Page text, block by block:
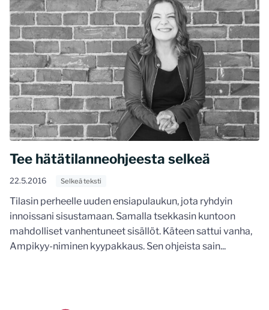
Tee hätätilanneohjeesta selkeä
22.5.2016 Selkeä teksti
Tilasin perheelle uuden ensiapulaukun, jota ryhdyin
innoissani sisustamaan. Samalla tsekkasin kuntoon
mahdolliset vanhentuneet sisällöt. Käteen sattui vanha,
Ampikyy-niminen kyypakkaus. Sen ohjeista sain...